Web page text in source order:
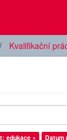
Kvalifikační
edukace × Datum